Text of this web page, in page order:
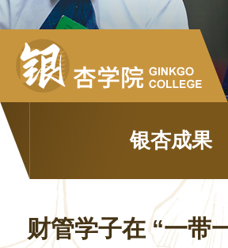
银杏成果
财管学子在 “一带